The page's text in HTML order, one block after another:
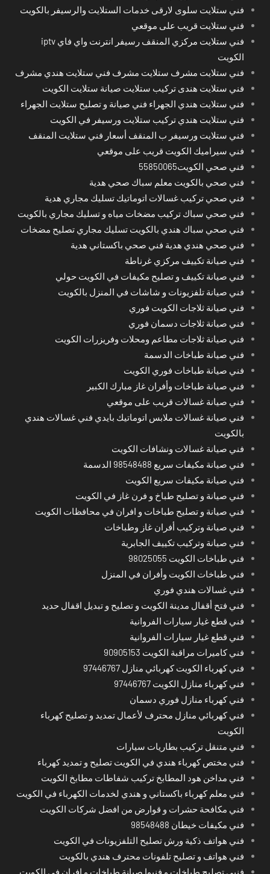
فني ستلايت سلوى لارقى خدمات الستلايت والرسيفر بالكويت
فني ستلايت قريب على موقعي
فني ستلايت مركزي المنقف رسيفر انترنت واي فاي iptv
الكويت
فني ستلايت مشرف ستلايت مشرف فني ستلايت هندي مشرف
فني ستلايت هندى تركيب ستلايت صيانة ستلايت الكويت
فني ستلايت هندي الجهراء فني صيانة و تصليح ستلايت الجهراء
فني ستلايت هندي تركيب ستلايت ورسيفر في الكويت
فني ستلايت ورسيفر ب المنقف أسعار فني ستلايت المنقف
فني سيراميك الكويت قريب على موقعي
فني صحي الكويت55850065
فني صحي بالكويت معلم سباك صحي هدية
فني صحي تركيب غسالات اتوماتيك تسليك مجاري هدية
فني صحي سباك تركيب مضخات مياه و تسليك مجاري بالكويت
فني صحي سباك هندي بالكويت تسليك مجاري تصليح مضخات
فني صحي هندي هدية فني صحي باكستاني هدية
فني صيانة تكييف مركزي غرناطة
فني صيانة تكييف و تصليح مكيفات في الكويت حولي
فني صيانة تلفزيونات و شاشات في المنزل بالكويت
فني صيانة ثلاجات الكويت فوري
فني صيانة ثلاجات دسمان فوري
فني صيانة ثلاجات مطاعم ومحلات وفريزرات الكويت
فني صيانة طباخات الدسمة
فني صيانة طباخات فوري الكويت
فني صيانة طباخات وأفران غاز مبارك الكبير
فني صيانة غسالات قريب على موقعي
فني صيانة غسالات ملابس اتوماتيك بايدي فني غسالات هندي
بالكويت
فني صيانة غسالات ونشافات الكويت
فني صيانة مكيفات سريع 98548488 الدسمة
فني صيانة مكيفات سريع الكويت
فني صيانة و تصليح طباخ و فرن غاز في الكويت
فني صيانة و تصليح طباخات و افران في محافظات الكويت
فني صيانة وتركيب أفران غاز وطباخات
فني صيانة وتركيب تكييف الجابرية
فني طباخات الكويت 98025055
فني طباخات الكويت وأفران في المنزل
فني غسالات هندي فوري
فني فتح أقفال مدينة الكويت و تصليح و تبديل اقفال حديد
فني قطع غيار سيارات الفروانية
فني قطع غيار سيارات الفروانية
فني كاميرات مراقبة الكويت 90905153
فني كهرباء الكويت كهربائي منازل 97446767
فني كهرباء منازل الكويت 97446767
فني كهرباء منازل فوري دسمان
فني كهربائي منازل محترف لأعمال تمديد و تصليح كهرباء
الكويت
فني متنقل تركيب بطاريات سيارات
فني مختص كهرباء هندي في الكويت تصليح و تمديد كهرباء
فني مداخن هود المطابخ تركيب شفاطات مطابخ الكويت
فني معلم كهرباء باكستاني و هندي لخدمات الكهرباء في الكويت
فني مكافحة حشرات و قوارض من افضل شركات الكويت
فني مكيفات خيطان 98548488
فني هواتف ذكية ورش تصليح التلفزيونات في الكويت
فني هواتف و تصليح تلفونات محترف هندي بالكويت
فنيي تصليح طباخات و فنيوا صيانة طباخات و افران في الكويت